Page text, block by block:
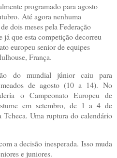
programado para agosto
Até agora nenhuma
dois meses pela Federação
já que esta competição decorreu
europeu senior de equipes
França.
do mundial júnior caiu para
de agosto (10 a 14). No
o Campeonato Europeu de
em setembro, de 1 a 4 de
Tcheca.Uma ruptura do calendário
a decisão inesperada. Isso muda
e juniores.